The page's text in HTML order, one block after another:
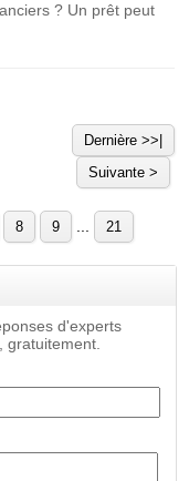
? Un prêt peut
Dernière >>|
Suivante >
8 9 21
d'experts
gratuitement.